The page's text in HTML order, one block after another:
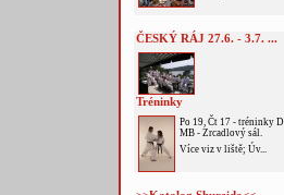
ČESKÝ RÁJ 27.6. - 3.7. ...
Tréninky
Po 19, Čt 17 - tréninky
MB - Zrcadlový sál.
Více viz v liště; Úv...